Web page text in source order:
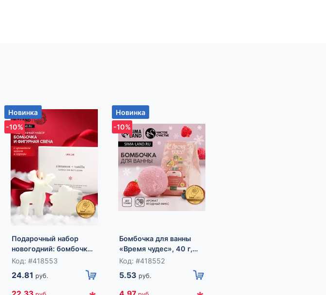
полезно в зимний период
порезов и царапин, так как он
Вы всегда можете позвонить в
сотрудники ответят на все
12а
Новинка
-10%
Подарочный набор
новогодний: бомбочка
снежинка и фигурная
свеча олень, URAL LAB
Код: #418553
24.81 руб.
Новинка
-10%
Бомбочка для ванны
«Время чудес», 40 г,
аромат ягодный,
Код: #418552
5.53 руб.